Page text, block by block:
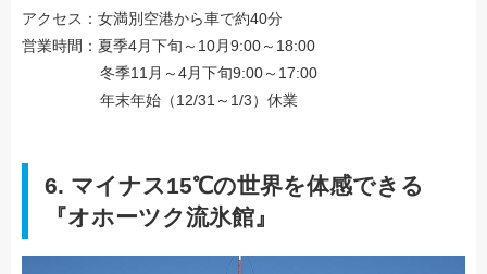
アクセス：女満別空港から車で約40分
営業時間：夏季4月下旬～10月9:00～18:00
冬季11月～4月下旬9:00～17:00
年末年始（12/31～1/3）休業
6. マイナス15℃の世界を体感できる
『オホーツク流氷館』